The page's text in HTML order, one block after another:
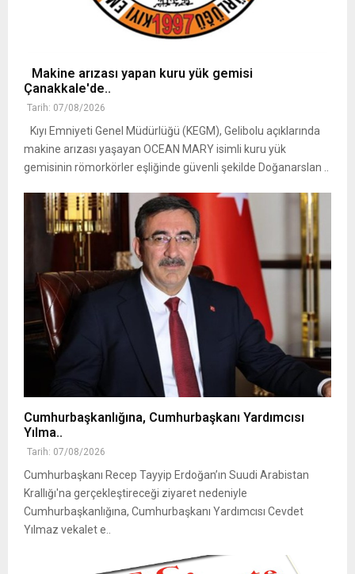
Makine arızası yapan kuru yük gemisi
Çanakkale'de..
Tarih: 07/08/2026
Kıyı Emniyeti Genel Müdürlüğü (KEGM), Gelibolu açıklarında
makine arızası yaşayan OCEAN MARY isimli kuru yük
gemisinin römorkörler eşliğinde güvenli şekilde Doğanarslan ..
Cumhurbaşkanlığına, Cumhurbaşkanı Yardımcısı
Yılma..
Tarih: 07/08/2026
Cumhurbaşkanı Recep Tayyip Erdoğan’ın Suudi Arabistan
Krallığı'na gerçekleştireceği ziyaret nedeniyle
Cumhurbaşkanlığına, Cumhurbaşkanı Yardımcısı Cevdet
Yılmaz vekalet e..